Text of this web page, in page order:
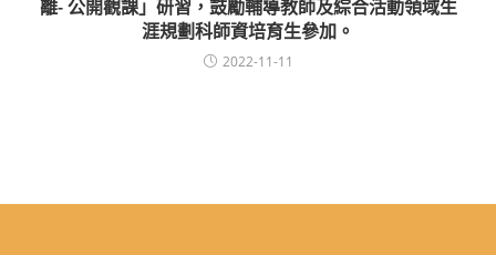
離- 公開觀課」研習，鼓勵輔導教師及綜合活動領域生
涯規劃科師資培育生參加。
2022-11-11